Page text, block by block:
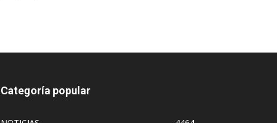
Categoría popular